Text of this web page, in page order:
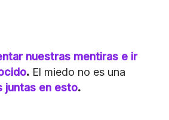
nuestras mentiras e ir
.El miedo no es una
juntas en esto.